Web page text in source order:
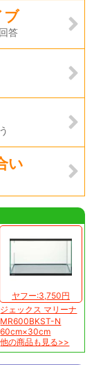
ブ
答
い
ヤフー:3,750円
ジェックス マリーナ
MR600BKST-N
60cm×30cm
他の商品も見る>>